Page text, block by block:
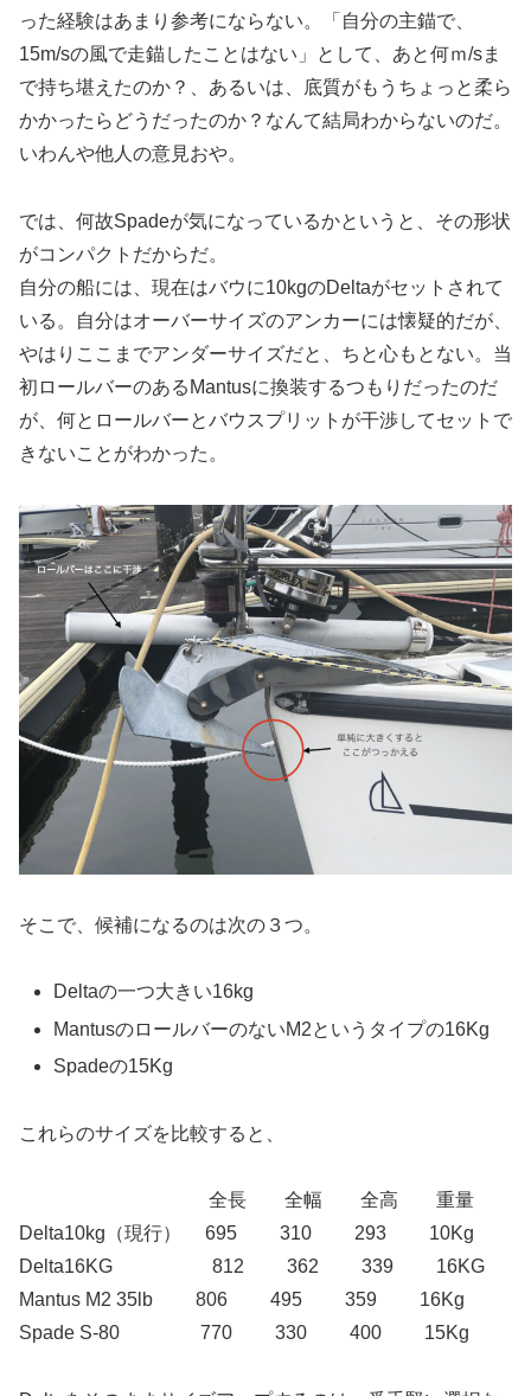
った経験はあまり参考にならない。「自分の主錨で、
15m/sの風で走錨したことはない」として、あと何ｍ/sま
で持ち堪えたのか？、あるいは、底質がもうちょっと柔ら
かかったらどうだったのか？なんて結局わからないのだ。
いわんや他人の意見おや。
では、何故Spadeが気になっているかというと、その形状
がコンパクトだからだ。
自分の船には、現在はバウに10kgのDeltaがセットされて
いる。自分はオーバーサイズのアンカーには懐疑的だが、
やはりここまでアンダーサイズだと、ちと心もとない。当
初ロールバーのあるMantusに換装するつもりだったのだ
が、何とロールバーとバウスプリットが干渉してセットで
きないことがわかった。
そこで、候補になるのは次の３つ。
Deltaの一つ大きい16kg
MantusのロールバーのないM2というタイプの16Kg
Spadeの15Kg
これらのサイズを比較すると、
全長 全幅 全高 重量
Delta10kg（現行） 695 310 293 10Kg
Delta16KG 812 362 339 16KG
Mantus M2 35lb 806 495 359 16Kg
Spade S-80 770 330 400 15Kg